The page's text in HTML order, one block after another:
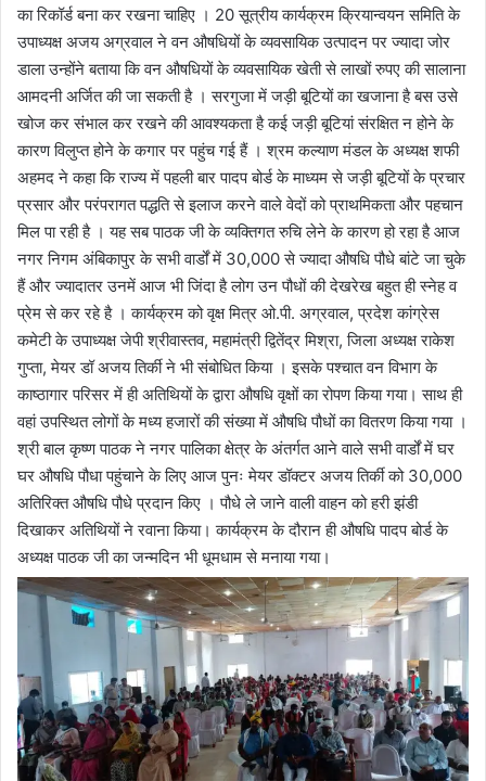
का रिकॉर्ड बना कर रखना चाहिए । 20 सूत्रीय कार्यक्रम क्रियान्वयन समिति के
उपाध्यक्ष अजय अग्रवाल ने वन औषधियों के व्यवसायिक उत्पादन पर ज्यादा जोर
डाला उन्होंने बताया कि वन औषधियों के व्यवसायिक खेती से लाखों रुपए की सालाना
आमदनी अर्जित की जा सकती है । सरगुजा में जड़ी बूटियों का खजाना है बस उसे
खोज कर संभाल कर रखने की आवश्यकता है कई जड़ी बूटियां संरक्षित न होने के
कारण विलुप्त होने के कगार पर पहुंच गई हैं । श्रम कल्याण मंडल के अध्यक्ष शफी
अहमद ने कहा कि राज्य में पहली बार पादप बोर्ड के माध्यम से जड़ी बूटियों के प्रचार
प्रसार और परंपरागत पद्धति से इलाज करने वाले वेदों को प्राथमिकता और पहचान
मिल पा रही है । यह सब पाठक जी के व्यक्तिगत रुचि लेने के कारण हो रहा है आज
नगर निगम अंबिकापुर के सभी वार्डों में 30,000 से ज्यादा औषधि पौधे बांटे जा चुके
हैं और ज्यादातर उनमें आज भी जिंदा है लोग उन पौधों की देखरेख बहुत ही स्नेह व
प्रेम से कर रहे है । कार्यक्रम को वृक्ष मित्र ओ.पी. अग्रवाल, प्रदेश कांग्रेस
कमेटी के उपाध्यक्ष जेपी श्रीवास्तव, महामंत्री द्वितेंद्र मिश्रा, जिला अध्यक्ष राकेश
गुप्ता, मेयर डॉ अजय तिर्की ने भी संबोधित किया । इसके पश्चात वन विभाग के
काष्ठागार परिसर में ही अतिथियों के द्वारा औषधि वृक्षों का रोपण किया गया। साथ ही
वहां उपस्थित लोगों के मध्य हजारों की संख्या में औषधि पौधों का वितरण किया गया ।
श्री बाल कृष्ण पाठक ने नगर पालिका क्षेत्र के अंतर्गत आने वाले सभी वार्डों में घर
घर औषधि पौधा पहुंचाने के लिए आज पुनः मेयर डॉक्टर अजय तिर्की को 30,000
अतिरिक्त औषधि पौधे प्रदान किए । पौधे ले जाने वाली वाहन को हरी झंडी
दिखाकर अतिथियों ने रवाना किया। कार्यक्रम के दौरान ही औषधि पादप बोर्ड के
अध्यक्ष पाठक जी का जन्मदिन भी धूमधाम से मनाया गया।